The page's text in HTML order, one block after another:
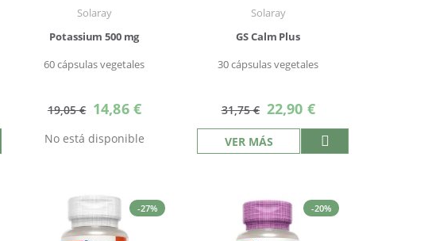
Solaray
Potassium 500 mg
60 cápsulas vegetales
19,05 € Precio
especial
14,86 €
No está disponible
Solaray
GS Calm Plus
30 cápsulas vegetales
31,75 € Precio
especial
22,90 €
VER MÁS
-27% -20%